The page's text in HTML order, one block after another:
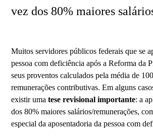
vez dos 80% maiores
Muitos servidores públicos federais que se
pessoa com deficiência após a Reforma da
seus proventos calculados pela média de
remunerações contributivas. Em alguns
existir umatese revisional importante: a
dos 80% maiores salários/remunerações,
especial da aposentadoria da pessoa com